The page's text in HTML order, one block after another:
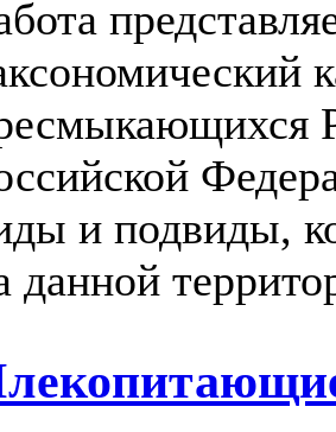
и подвиды,
данной